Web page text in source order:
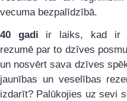
vecuma bezpalīdzībā.
40 gadi ir laiks, kad ir
rezumē par to dzīves
un nosvērt sava dzīves
jaunības un veselības
izdarīt? Palūkojies uz sevi